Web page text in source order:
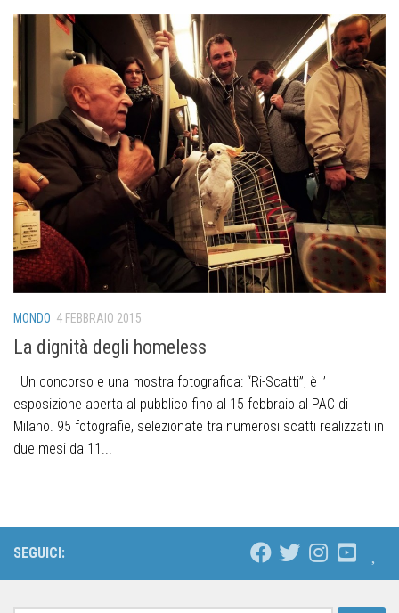
MONDO 4 FEBBRAIO 2015
La dignità degli homeless
Un concorso e una mostra fotografica: “Ri-Scatti”, è l’
esposizione aperta al pubblico fino al 15 febbraio al PAC di
Milano. 95 fotografie, selezionate tra numerosi scatti realizzati in
due mesi da 11...
SEGUICI: